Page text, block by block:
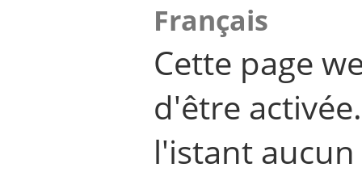
Français
Cette page
d'être
l'istant